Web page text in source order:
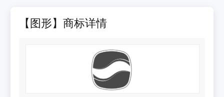
【图形】商标详情